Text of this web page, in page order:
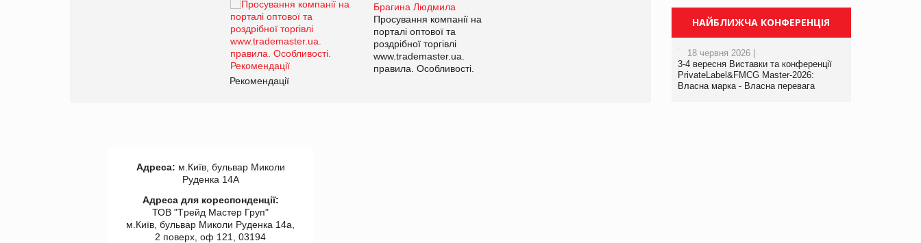
Брагина Людмила
Просування компанії на
порталі оптової та
роздрібної торгівлі
www.trademaster.ua.
правила. Особливості.
Рекомендації
Брагина Людмила
Просування компанії на
www.trademaster.ua.
правила. Особливості.
НАЙБЛИЖЧА КОНФЕРЕНЦІЯ
18 червня 2026 |
3-4 вересня Виставки та конференції
PrivateLabel&FMCG Master-2026:
Власна марка - Власна перевага
Адреса: м.Київ, бульвар Миколи
Руденка 14А
Адреса для кореспонденції:
ТОВ "Tрейд Мастер Груп"
м.Київ, бульвар Миколи Руденка 14а,
2 поверх, оф 121, 03194